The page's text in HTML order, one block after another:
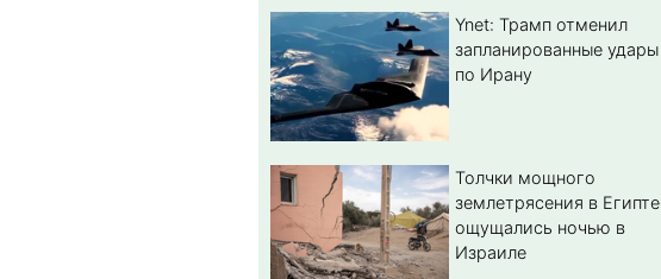
Ynet: Трамп отменил
запланированные удары
по Ирану
Толчки мощного
землетрясения в Египте
ощущались ночью в
Израиле